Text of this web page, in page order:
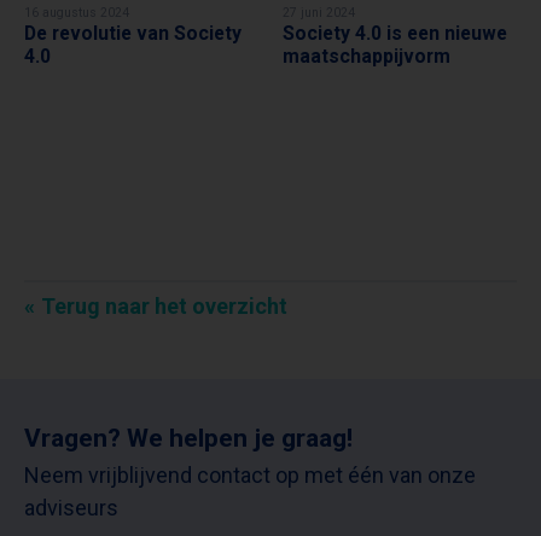
BOB DE WIT
De revolutie van Society
4.0
BOB DE WIT
Society 4.0 is een nieuwe
maatschappijvorm
Terug naar het overzicht
Vragen? We helpen je graag!
Neem vrijblijvend contact op met één van onze
adviseurs